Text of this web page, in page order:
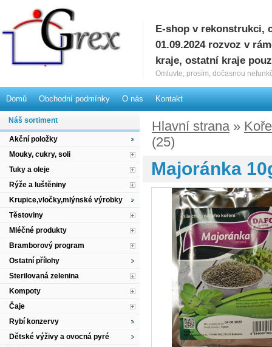
Hlavní strana»
(25)
Majoránka
Náš sortiment
Akční položky
Mouky, cukry, soli
Tuky a oleje
Rýže a luštěniny
Krupice,vločky,mlýnské výrobky
Těstoviny
Mléčné produkty
Bramborový program
Ostatní přílohy
Sterilovaná zelenina
Kompoty
Čaje
Rybí konzervy
Dětské výživy a ovocná pyré
G
E-shop v rekonstrukci,
01.09.2024 rozvoz v
kraje, ostatní kraje
Omluvte, prosím, dočasnou
Domů Obchodní podmínky O nás Kontakt